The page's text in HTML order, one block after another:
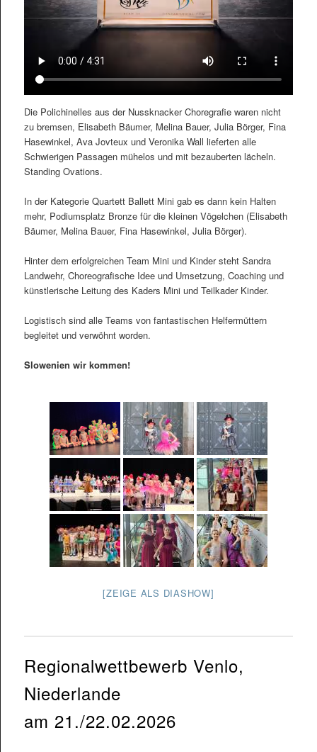
Die Polichinelles aus der Nussknacker Choregrafie waren nicht
zu bremsen, Elisabeth Bäumer, Melina Bauer, Julia Börger, Fina
Hasewinkel, Ava Jovteux und Veronika Wall lieferten alle
Schwierigen Passagen mühelos und mit bezauberten lächeln.
Standing Ovations.
In der Kategorie Quartett Ballett Mini gab es dann kein Halten
mehr, Podiumsplatz Bronze für die kleinen Vögelchen (Elisabeth
Bäumer, Melina Bauer, Fina Hasewinkel, Julia Börger).
Hinter dem erfolgreichen Team Mini und Kinder steht Sandra
Landwehr, Choreografische Idee und Umsetzung, Coaching und
künstlerische Leitung des Kaders Mini und Teilkader Kinder.
Logistisch sind alle Teams von fantastischen Helfermüttern
begleitet und verwöhnt worden.
Slowenien wir kommen!
[ZEIGE ALS DIASHOW]
Regionalwettbewerb Venlo,
Niederlande
am 21./22.02.2026